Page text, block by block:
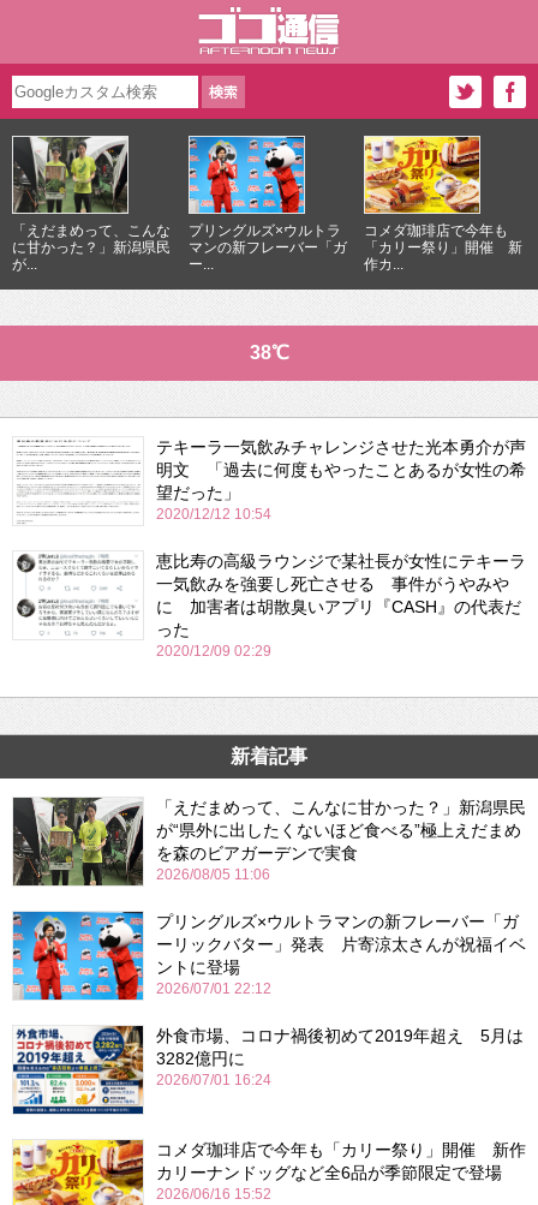
「えだまめって、こんな
に甘かった？」新潟県民
が...
プリングルズ×ウルトラ
マンの新フレーバー「ガ
ー...
コメダ珈琲店で今年も
「カリー祭り」開催 新
作カ...
38℃
テキーラ一気飲みチャレンジさせた光本勇介が声
明文 「過去に何度もやったことあるが女性の希
望だった」
2020/12/12 10:54
恵比寿の高級ラウンジで某社長が女性にテキーラ
一気飲みを強要し死亡させる 事件がうやみや
に 加害者は胡散臭いアプリ『CASH』の代表だ
った
2020/12/09 02:29
新着記事
「えだまめって、こんなに甘かった？」新潟県民
が“県外に出したくないほど食べる”極上えだまめ
を森のビアガーデンで実食
2026/08/05 11:06
プリングルズ×ウルトラマンの新フレーバー「ガ
ーリックバター」発表 片寄涼太さんが祝福イベ
ントに登場
2026/07/01 22:12
外食市場、コロナ禍後初めて2019年超え 5月は
3282億円に
2026/07/01 16:24
コメダ珈琲店で今年も「カリー祭り」開催 新作
カリーナンドッグなど全6品が季節限定で登場
2026/06/16 15:52